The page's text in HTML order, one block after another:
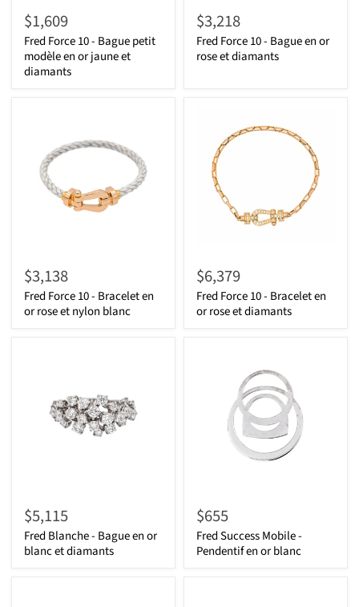
$1,609
Fred Force 10 - Bague petit
modèle en or jaune et
diamants
$3,218
Fred Force 10 - Bague en or
rose et diamants
$3,138
Fred Force 10 - Bracelet en
or rose et nylon blanc
$6,379
Fred Force 10 - Bracelet en
or rose et diamants
$5,115
Fred Blanche - Bague en or
blanc et diamants
$655
Fred Success Mobile -
Pendentif en or blanc